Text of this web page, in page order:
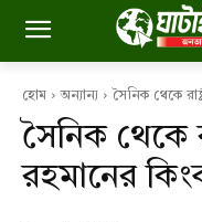
হোম অন্যান্য সৈনিক থেকে
সৈনিক থেকে
রহমানের